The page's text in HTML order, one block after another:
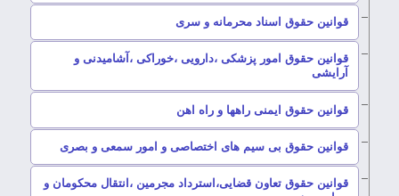
قوانین حقوق اسناد محرمانه و سری
قوانین حقوق امور پزشکی ،دارویی ،خوراکی ،آشامیدنی و
آرایشی
قوانین حقوق ایمنی راهها و راه اهن
قوانین حقوق بی سیم های اختصاصی و امور سمعی و بصری
قوانین حقوق تعاون قضایی،استرداد مجرمین ،انتقال محکومان و